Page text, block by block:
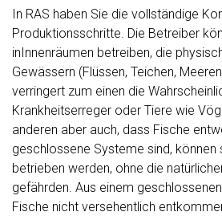
In RAS haben Sie die vollständige
Produktionsschritte. Die Betreiber
inInnenräumen betreiben, die
Gewässern (Flüssen, Teichen,
verringert zum einen die
Krankheitserreger oder Tiere wie
anderen aber auch, dass Fische
geschlossene Systeme sind, können
betrieben werden, ohne die
gefährden. Aus einem
Fische nicht versehentlich